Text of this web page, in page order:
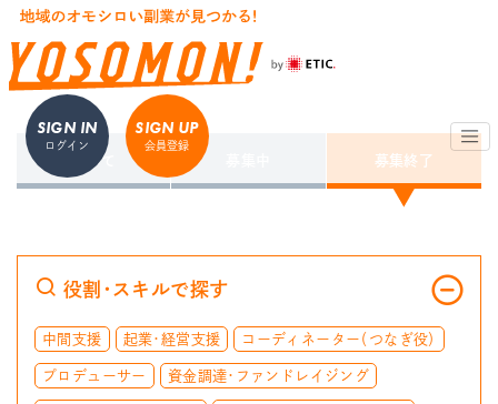
SIGN IN
ログイン
SIGN UP
会員登録
すべて 募集終了
役割・スキルで探す
中間支援 起業・経営支援 コーディネーター（つなぎ役）
プロデューサー 資金調達・ファンドレイジング